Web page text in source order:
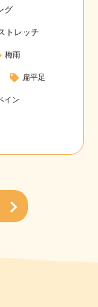
グ
トレッチ
梅雨
扁平足
イン